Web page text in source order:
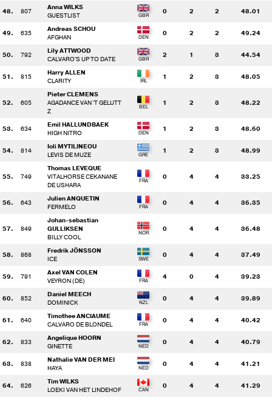
48. 807
Anna WILKS
GUESTLIST
0 2 2 48.01
49. 635
Andreas SCHOU
AFGHAN
0 2 2 49.24
50. 792
Lily ATTWOOD
CALVARO'S UP TO DATE
2 1 3 44.54
51. 815
Harry ALLEN
CLARITY
1 2 3 48.05
52. 605
Pieter CLEMENS
AGADANCE VAN 'T GELUTT
Z
1 2 3 48.22
53. 634
Emil HALLUNDBAEK
HIGH NITRO
1 2 3 48.60
54. 814
Ioli MYTILINEOU
LEVIS DE MUZE
1 2 3 48.99
55. 749
Thomas LEVEQUE
VITALHORSE CEKANANE
DE USHARA
0 4 4 33.25
56. 643
Julien ANQUETIN
FERMELO
0 4 4 36.35
57. 849
Johan-sebastian
GULLIKSEN
BILLY COOL
0 4 4 36.48
58. 868
Fredrik JÖNSSON
ICE
0 4 4 37.49
59. 791
Axel VAN COLEN
VEYRON (DE)
4 0 4 39.23
60. 852
Daniel MEECH
DOMINICK
0 4 4 39.89
61. 640
Timothee ANCIAUME
CALVARO DE BLONDEL
0 4 4 40.42
62. 833
Angelique HOORN
GINETTE
0 4 4 40.79
63. 838
Nathalie VAN DER MEI
HAYA
0 4 4 41.21
64. 626
Tim WILKS
LOEKI VAN HET LINDEHOF
0 4 4 41.29